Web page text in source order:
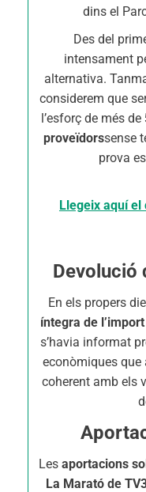
dins el
Des del
intensament
alternativa.
considerem que
l’esforç de més de
proveïdorssense
prova
Llegeix aquí
Devolució
En els propers
íntegra de
s’havia informat
econòmiques
coherent amb els
Lesaportacions
La Marató de